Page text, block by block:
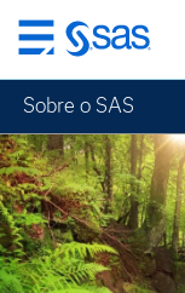
Pular
para
o
conteúdo
principal
Sobre o SAS